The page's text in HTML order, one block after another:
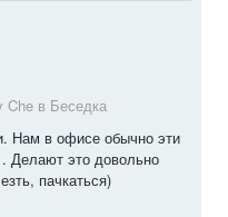
Che в Беседка
Нам в офисе обычно эти
Делают это довольно
пачкаться)